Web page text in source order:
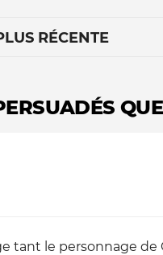
RÉCENTE
tant le personnage